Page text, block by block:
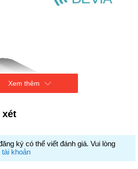
Xem thêm
xét
ký có thể viết đánh giá. Vui lòng
tài khoản